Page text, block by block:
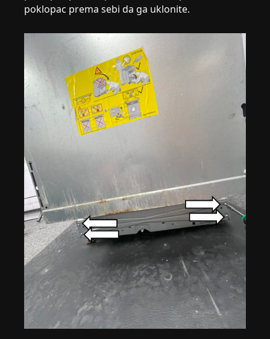
poklopac prema sebi da ga uklonite.